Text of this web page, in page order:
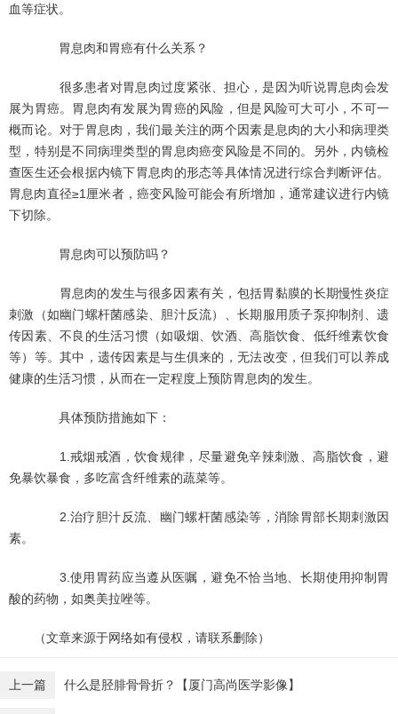
血等症状。
胃息肉和胃癌有什么关系？
很多患者对胃息肉过度紧张、担心，是因为听说胃息肉会发
展为胃癌。胃息肉有发展为胃癌的风险，但是风险可大可小，不可一
概而论。对于胃息肉，我们最关注的两个因素是息肉的大小和病理类
型，特别是不同病理类型的胃息肉癌变风险是不同的。另外，内镜检
查医生还会根据内镜下胃息肉的形态等具体情况进行综合判断评估。
胃息肉直径≥1厘米者，癌变风险可能会有所增加，通常建议进行内镜
下切除。
胃息肉可以预防吗？
胃息肉的发生与很多因素有关，包括胃黏膜的长期慢性炎症
刺激（如幽门螺杆菌感染、胆汁反流）、长期服用质子泵抑制剂、遗
传因素、不良的生活习惯（如吸烟、饮酒、高脂饮食、低纤维素饮食
等）等。其中，遗传因素是与生俱来的，无法改变，但我们可以养成
健康的生活习惯，从而在一定程度上预防胃息肉的发生。
具体预防措施如下：
1.戒烟戒酒，饮食规律，尽量避免辛辣刺激、高脂饮食，避
免暴饮暴食，多吃富含纤维素的蔬菜等。
2.治疗胆汁反流、幽门螺杆菌感染等，消除胃部长期刺激因
素。
3.使用胃药应当遵从医嘱，避免不恰当地、长期使用抑制胃
酸的药物，如奥美拉唑等。
（文章来源于网络如有侵权，请联系删除）
上一篇 什么是胫腓骨骨折？【厦门高尚医学影像】